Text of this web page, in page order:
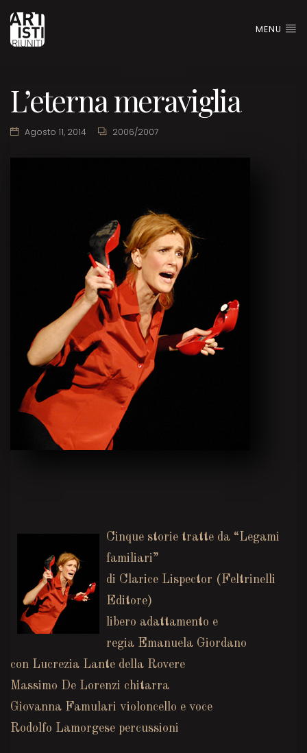
MENU
L’eterna meraviglia
Agosto 11, 2014 2006/2007
Cinque storie tratte da “Legami
familiari”
di Clarice Lispector (Feltrinelli
Editore)
libero adattamento e
regia Emanuela Giordano
con Lucrezia Lante della Rovere
Massimo De Lorenzi chitarra
Giovanna Famulari violoncello e voce
Rodolfo Lamorgese percussioni